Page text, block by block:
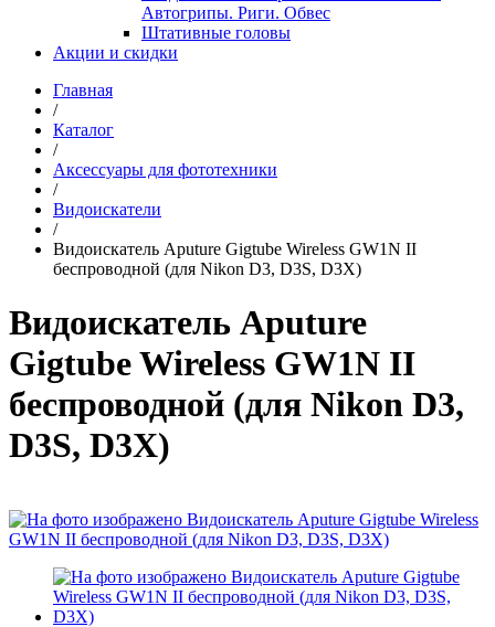
Автогрипы. Риги. Обвес
Штативные головы
Акции и скидки
Главная
/
Каталог
/
Аксессуары для фототехники
/
Видоискатели
/
Видоискатель Aputure Gigtube Wireless GW1N II
беспроводной (для Nikon D3, D3S, D3X)
Видоискатель Aputure
Gigtube Wireless GW1N II
беспроводной (для Nikon D3,
D3S, D3X)